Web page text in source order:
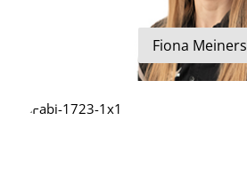
Fiona Meiners